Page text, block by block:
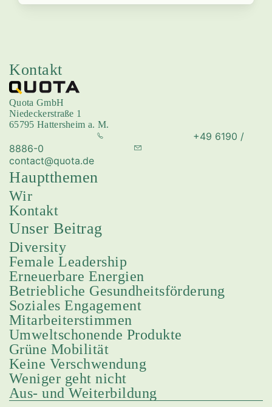
Kontakt
Quota GmbH
Niedeckerstraße 1
65795 Hattersheim a. M.
+49 6190 /
8886-0
contact@quota.de
Hauptthemen
Wir
Kontakt
Unser Beitrag
Diversity
Female Leadership
Erneuerbare Energien
Betriebliche Gesundheitsförderung
Soziales Engagement
Mitarbeiterstimmen
Umweltschonende Produkte
Grüne Mobilität
Keine Verschwendung
Weniger geht nicht
Aus- und Weiterbildung